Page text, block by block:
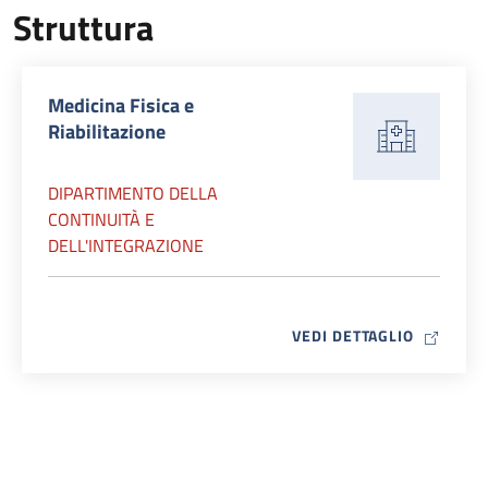
Struttura
Medicina Fisica e
Riabilitazione
DIPARTIMENTO DELLA
CONTINUITÀ E
DELL'INTEGRAZIONE
VEDI DETTAGLIO MAP ICON